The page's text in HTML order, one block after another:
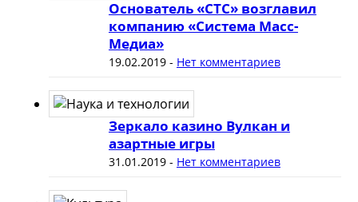
Основатель «СТС» возглавил
компанию «Система Масс-
Медиа»
19.02.2019- Нет комментариев
Зеркало казино Вулкан и
азартные игры
31.01.2019- Нет комментариев